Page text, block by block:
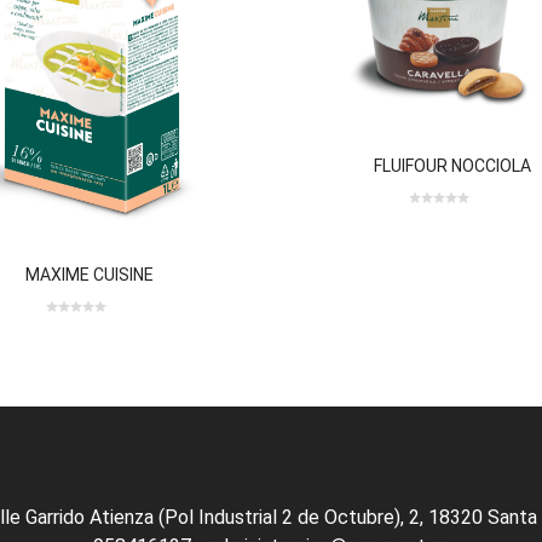
MAXIME CUISINE
FLUIFOUR NOCCIOLA
0 review(s)
Garrido Atienza (Pol Industrial 2 de Octubre), 2, 18320 Santa